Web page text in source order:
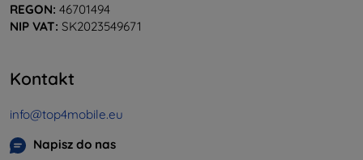
REGON: 46701494
NIP VAT: SK2023549671
Kontakt
info@top4mobile.eu
Napisz do nas